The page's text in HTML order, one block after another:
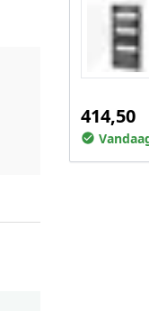
414,50